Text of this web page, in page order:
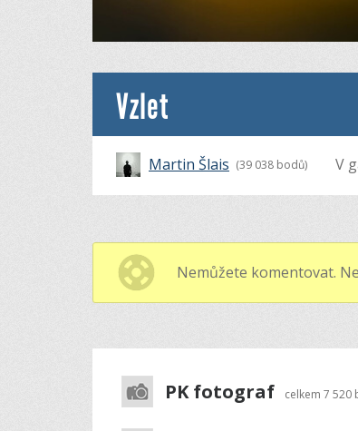
Vzlet
Martin Šlais (39 038 bodů) V
Nemůžete komentovat.
PK fotograf celkem 7 520